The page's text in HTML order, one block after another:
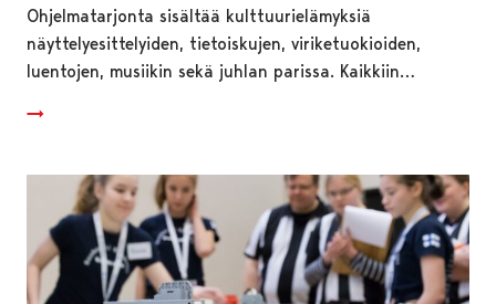
Ohjelmatarjonta sisältää kulttuurielämyksiä
näyttelyesittelyiden, tietoiskujen, viriketuokioiden,
luentojen, musiikin sekä juhlan parissa. Kaikkiin…